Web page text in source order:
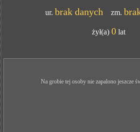
ur. brak danych zm.
żył(a)0 lat
Na grobie tej osoby nie zapalono jeszcze